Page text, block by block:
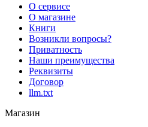
О сервисе
О магазине
Книги
Возникли вопросы?
Приватность
Наши преимущества
Реквизиты
Договор
llm.txt
Магазин